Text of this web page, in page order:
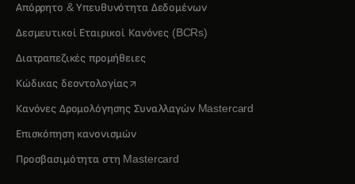
Απόρρητο & Υπευθυνότητα Δεδομένων
Δεσμευτικοί Εταιρικοί Κανόνες (BCRs)
Διατραπεζικές προμήθειες
Κώδικας δεοντολογίαςopens in a new tab
Κανόνες Δρομολόγησης Συναλλαγών Mastercard
Επισκόπηση κανονισμών
Προσβασιμότητα στη Mastercard